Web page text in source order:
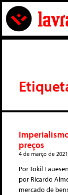
preços
4 de março de 2021
Por Tokil
por Ricardo
mercado de